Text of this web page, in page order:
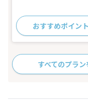
おすすめポイント
すべてのプラ